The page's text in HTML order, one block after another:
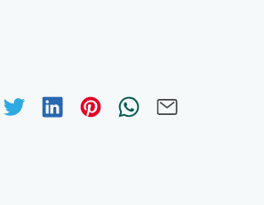
Distribuie pe Facebook
Distribuie pe Twitter
Distribuie pe
Distribuie pe
Trimite